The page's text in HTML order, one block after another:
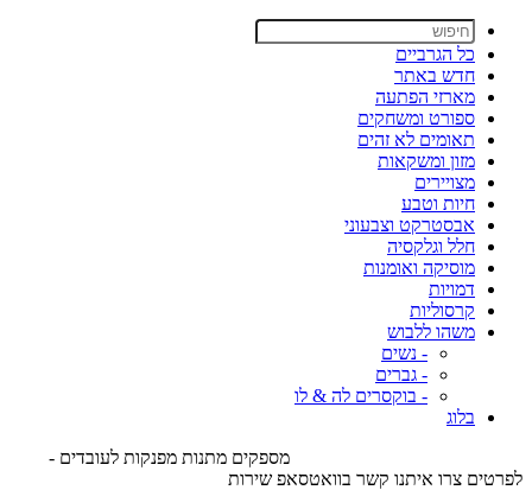
כל הגרביים
חדש באתר
מארזי הפתעה
ספורט ומשחקים
תאומים לא זהים
מזון ומשקאות
מצויירים
חיות וטבע
אבסטרקט וצבעוני
חלל וגלקסיה
מוסיקה ואומנות
דמויות
קרסוליות
משהו ללבוש
- נשים
- גברים
- בוקסרים לה & לו
בלוג
מספקים מתנות מפנקות לעובדים -
לפרטים צרו איתנו קשר בוואטסאפ שירות